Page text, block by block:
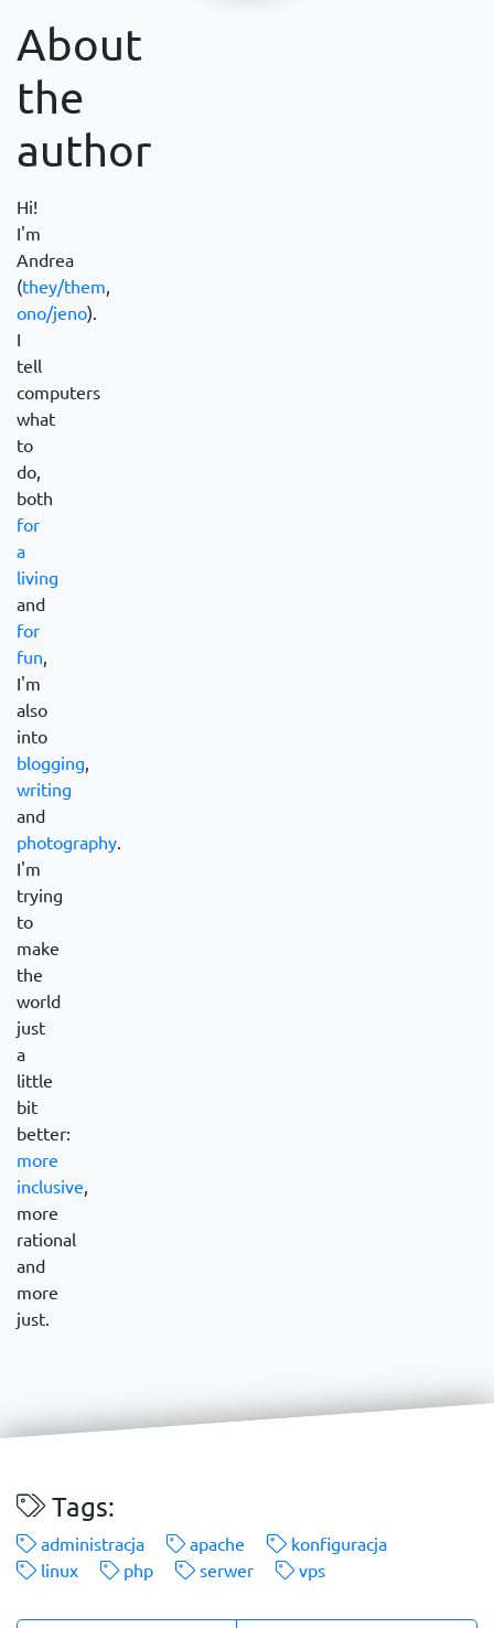
About
the
author
Hi!
I'm
Andrea
(they/them,
ono/jeno).
I
tell
computers
what
to
do,
both
for
a
living
and
for
fun,
I'm
also
into
blogging,
writing
and
photography.
I'm
trying
to
make
the
world
just
a
little
bit
better:
more
inclusive,
more
rational
and
more
just.
Tags:
administracja apache
konfiguracja
linux
php serwer vps